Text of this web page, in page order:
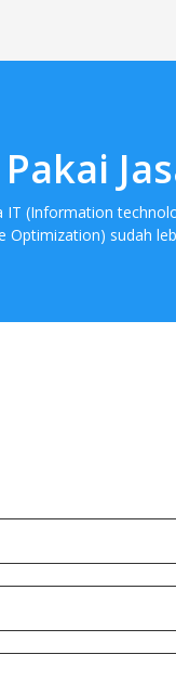
IT (Information
Optimization) sudah